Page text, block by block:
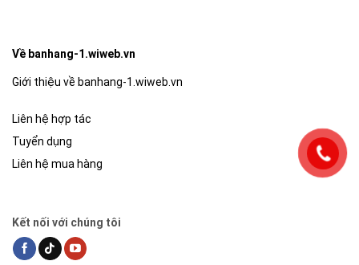
Về banhang-1.wiweb.vn
Giới thiệu về banhang-1.wiweb.vn
Liên hệ hợp tác
Tuyển dụng
Liên hệ mua hàng
Kết nối với chúng tôi